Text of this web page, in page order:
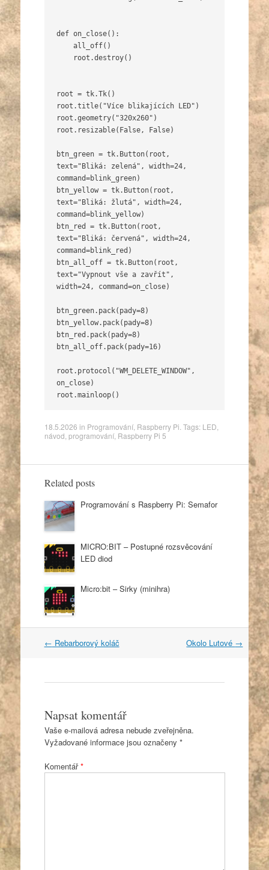
def on_close():
root = tk.Tk()
root.title("Více blikajících LED")
root.geometry("320x260")
root.resizable(False, False)
btn_green = tk.Button(root,
text="Bliká: zelená", width=24,
command=blink_green)
btn_yellow = tk.Button(root,
text="Bliká: žlutá", width=24,
command=blink_yellow)
btn_red = tk.Button(root,
text="Bliká: červená", width=24,
command=blink_red)
btn_all_off = tk.Button(root,
text="Vypnout vše a zavřít",
width=24, command=on_close)
btn_green.pack(pady=8)
btn_yellow.pack(pady=8)
btn_red.pack(pady=8)
btn_all_off.pack(pady=16)
root.protocol("WM_DELETE_WINDOW",
on_close)
root.mainloop()
18.5.2026 in Programování, Raspberry Pi . Tags: LED
návod programování, Raspberry Pi 5
Related posts
Programování s Raspberry Pi: Semafor
MICRO:BIT – Postupné rozsvěcování
LED diod
Micro:bit – Sirky (minihra)
Post
← Rebarborový koláč Okolo Lutové →
Napsat komentář
Vaše e-mailová adresa nebude zveřejněna.
Vyžadované informace jsou označeny *
Komentář*